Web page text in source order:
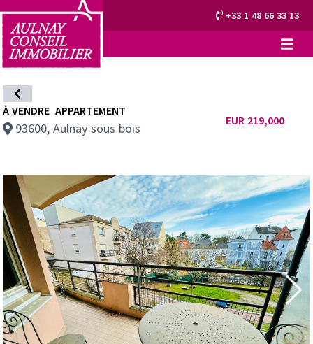
+33 1 48 66 33 13
À VENDRE APPARTEMENT
93600, Aulnay sous bois EUR 219,000